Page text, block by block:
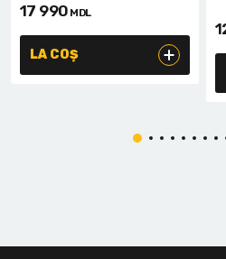
17 990 MDL
LA COȘ